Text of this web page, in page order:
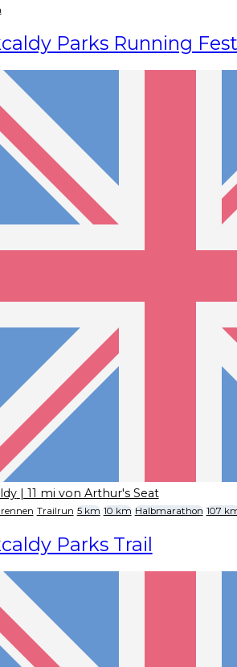
Parks Running
| 11 mi von Arthur's Seat
Trailrun 5 km 10 km Halbmarathon 107
Parks Trail